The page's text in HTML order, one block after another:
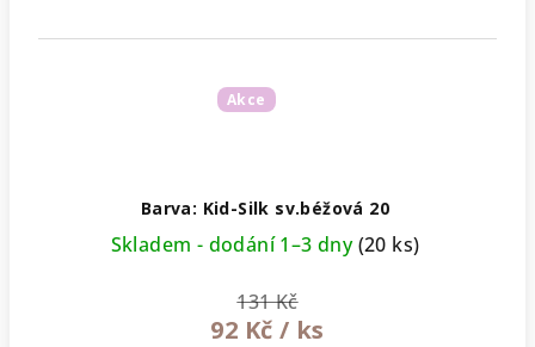
Akce
Barva: Kid-Silk sv.béžová 20
Skladem - dodání 1–3 dny(20 ks)
131 Kč
92 Kč / ks